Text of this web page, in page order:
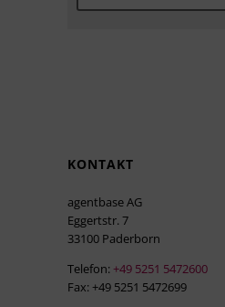
KONTAKT
agentbase AG
Eggertstr. 7
33100 Paderborn
Telefon: +49 5251 5472600
Fax: +49 5251 5472699